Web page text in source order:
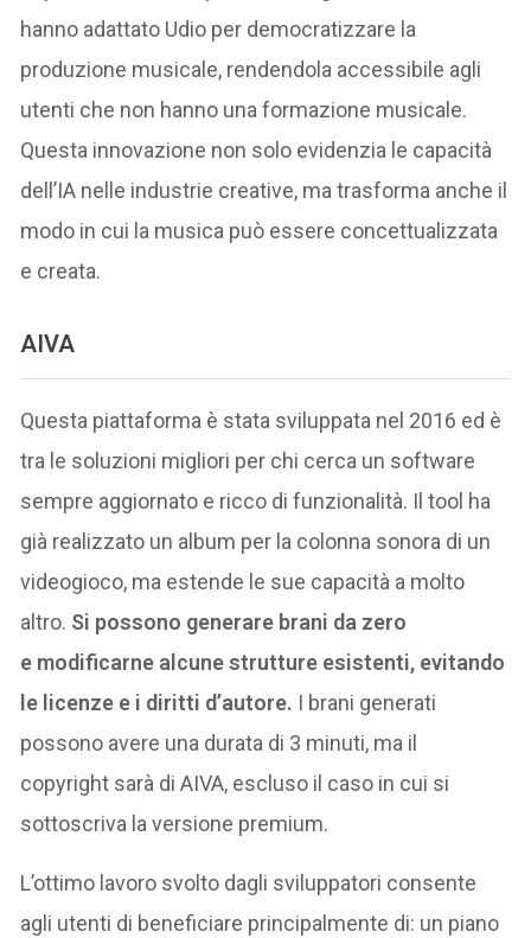
hanno adattato Udio per democratizzare la
produzione musicale, rendendola accessibile agli
utenti che non hanno una formazione musicale.
Questa innovazione non solo evidenzia le capacità
dell’IA nelle industrie creative, ma trasforma anche il
modo in cui la musica può essere concettualizzata
e creata.
AIVA
Questa piattaforma è stata sviluppata nel 2016 ed è
tra le soluzioni migliori per chi cerca un software
sempre aggiornato e ricco di funzionalità. Il tool ha
già realizzato un album per la colonna sonora di un
videogioco, ma estende le sue capacità a molto
altro. Si possono generare brani da zero
e modificarne alcune strutture esistenti, evitando
le licenze e i diritti d’autore. I brani generati
possono avere una durata di 3 minuti, ma il
copyright sarà di AIVA, escluso il caso in cui si
sottoscriva la versione premium.
L’ottimo lavoro svolto dagli sviluppatori consente
agli utenti di beneficiare principalmente di: un piano